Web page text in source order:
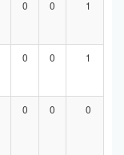
0 0 1
0 0 1
0 0 0